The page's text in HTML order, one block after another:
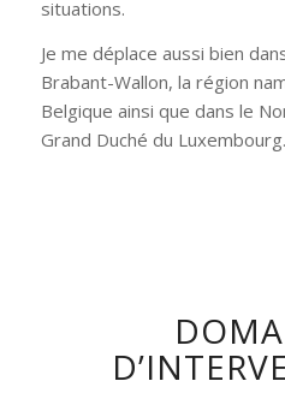
situations.
Je me déplace aussi bien
Brabant-Wallon, la région
Belgique ainsi que dans le
Grand Duché du Luxembourg.